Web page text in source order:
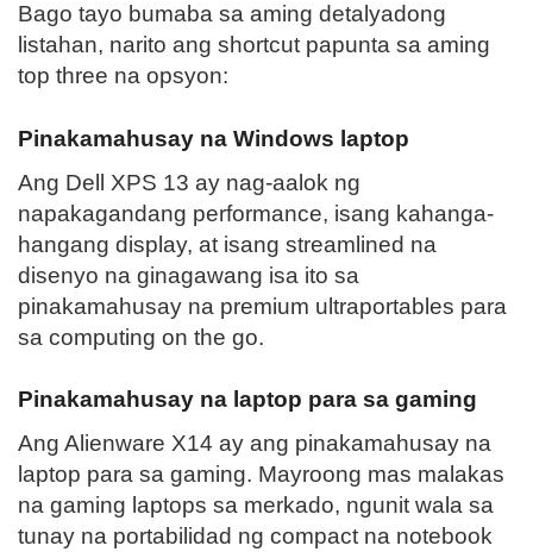
Bago tayo bumaba sa aming detalyadong
listahan, narito ang shortcut papunta sa aming
top three na opsyon:
Pinakamahusay na Windows laptop
Ang Dell XPS 13 ay nag-aalok ng
napakagandang performance, isang kahanga-
hangang display, at isang streamlined na
disenyo na ginagawang isa ito sa
pinakamahusay na premium ultraportables para
sa computing on the go.
Pinakamahusay na laptop para sa gaming
Ang Alienware X14 ay ang pinakamahusay na
laptop para sa gaming. Mayroong mas malakas
na gaming laptops sa merkado, ngunit wala sa
tunay na portabilidad ng compact na notebook